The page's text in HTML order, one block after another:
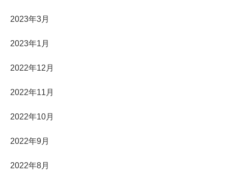
2023年3月
2023年1月
2022年12月
2022年11月
2022年10月
2022年9月
2022年8月